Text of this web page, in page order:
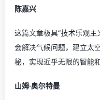
陈嘉兴
这篇文章极具“技术乐观
会解决气候问题，建立太
秘，实现近乎无限的智能和
山姆·奥尔特曼